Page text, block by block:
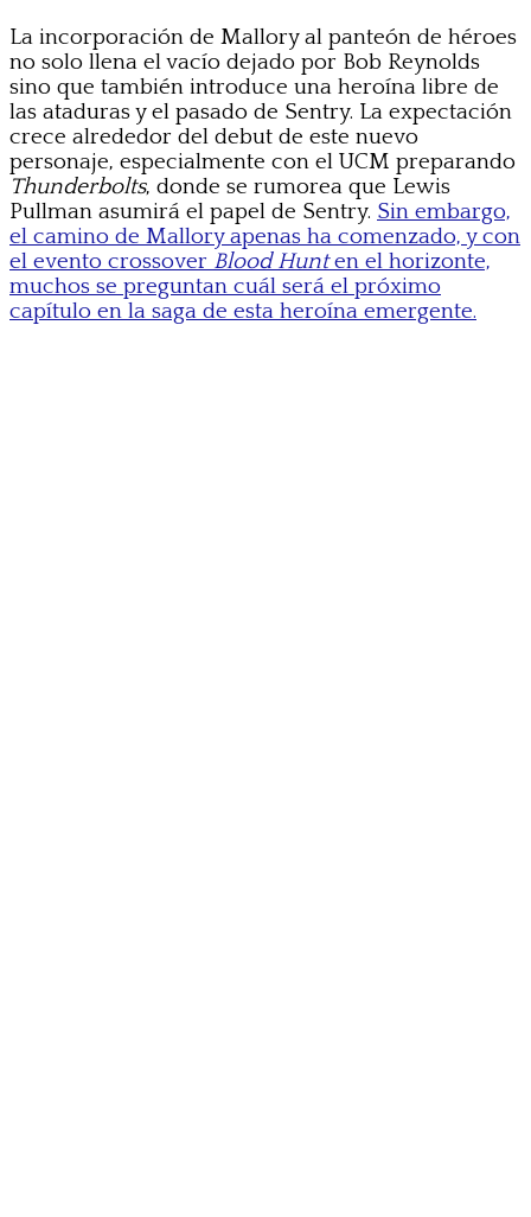
La incorporación de Mallory al panteón de héroes
no solo llena el vacío dejado por Bob Reynolds
sino que también introduce una heroína libre de
las ataduras y el pasado de Sentry. La expectación
crece alrededor del debut de este nuevo
personaje, especialmente con el UCM preparando
Thunderbolts, donde se rumorea que Lewis
Pullman asumirá el papel de Sentry. Sin embargo,
el camino de Mallory apenas ha comenzado, y con
el evento crossover Blood Hunten el horizonte,
muchos se preguntan cuál será el próximo
capítulo en la saga de esta heroína emergente.